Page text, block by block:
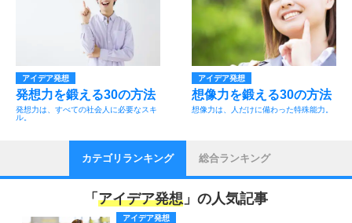
アイデア発想
発想力を鍛える30の方法
発想力は、すべての社会人に必要なスキ
ル。
アイデア発想
想像力を鍛える30の方法
想像力は、人だけに備わった特殊能力。
カテゴリランキング 総合ランキング
「 アイデア発想 」の人気記事
アイデア発想